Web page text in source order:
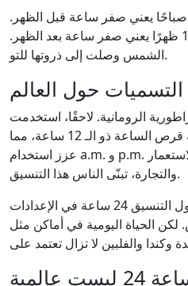
فكر في الأمر هكذا: 12 صباحًا يعني صفر ساعة قبل الظهر.
منتصف الليل. اليوم جديد. 12 ظهرًا يعني صفر ساعة بعد الظهر.
الشمس وصلت إلى ذروتها للتو.
حول العالم
الرومانية. لاحقًا، استخدمت
الساعات الميكانيكية الأوروبية قرص الساعة ذو الـ 12 ساعة، مما
عزز استخدام a.m. و p.m. مع انتشار الساعات مع الاستعمار
والتجارة، تبنّى الناس هذا التنسيق.
اليوم، تستخدم معظم الدول التنسيق 24 ساعة في الإعدادات
الحياة اليومية في أماكن مثل
عالمية